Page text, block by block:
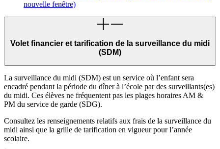
nouvelle fenêtre)
Volet financier et tarification de la surveillance du midi
(SDM)
La surveillance du midi (SDM) est un service où l’enfant sera
encadré pendant la période du dîner à l’école par des surveillants(es)
du midi. Ces élèves ne fréquentent pas les plages horaires AM &
PM du service de garde (SDG).
Consultez les renseignements relatifs aux frais de la surveillance du
midi ainsi que la grille de tarification en vigueurpourl’année
scolaire.